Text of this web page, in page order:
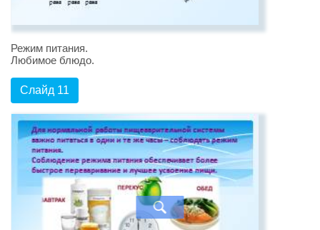
Режим питания.
Любимое блюдо.
Слайд 11